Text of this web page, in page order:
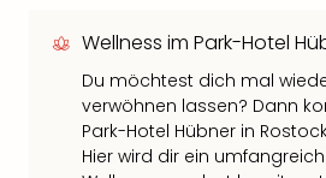
Wellness im Park-Hotel
Du möchtest dich mal
verwöhnen lassen? Dann
Park-Hotel Hübner in
Hier wird dir ein